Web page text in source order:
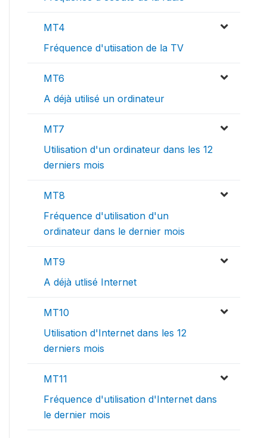
MT4
Fréquence d'utiisation de la TV
MT6
A déjà utilisé un ordinateur
MT7
Utilisation d'un ordinateur dans les 12
derniers mois
MT8
Fréquence d'utilisation d'un
ordinateur dans le dernier mois
MT9
A déjà utlisé Internet
MT10
Utilisation d'Internet dans les 12
derniers mois
MT11
Fréquence d'utilisation d'Internet dans
le dernier mois